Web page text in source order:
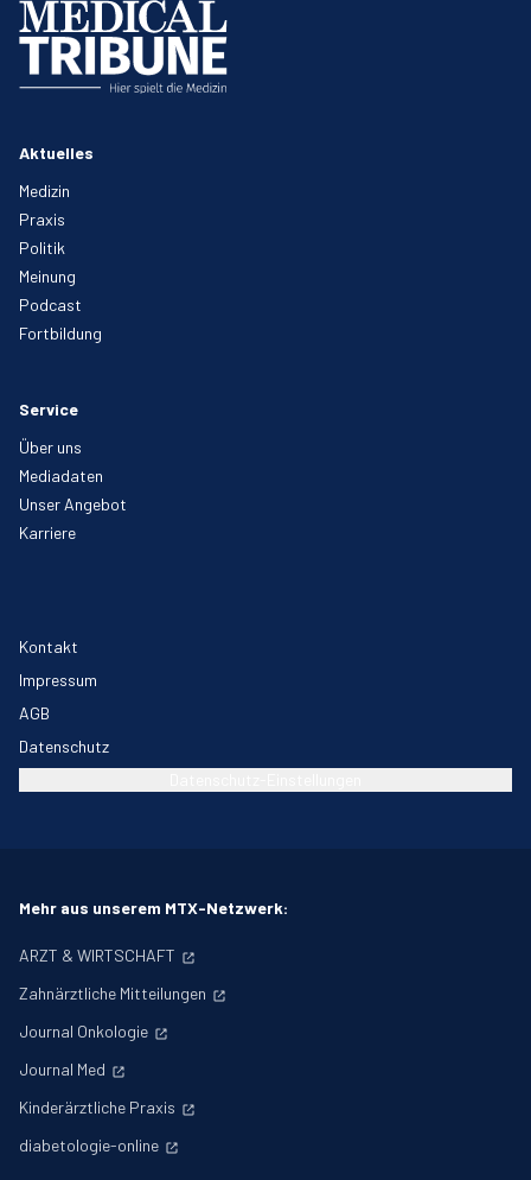
Aktuelles
Medizin
Praxis
Politik
Meinung
Podcast
Fortbildung
Service
Über uns
Mediadaten
Unser Angebot
Karriere
Kontakt
Impressum
AGB
Datenschutz
Mehr aus unserem MTX-Netzwerk:
ARZT & WIRTSCHAFT
Zahnärztliche Mitteilungen
Journal Onkologie
Journal Med
Kinderärztliche Praxis
diabetologie-online